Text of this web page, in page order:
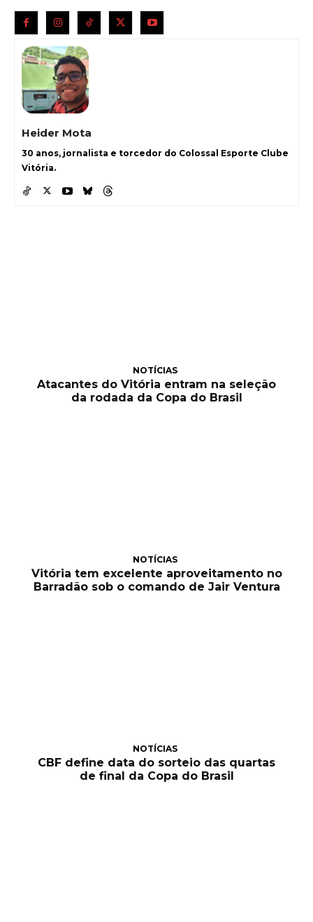
Heider Mota
30 anos, jornalista e torcedor do Colossal Esporte Clube
Vitória.
NOTÍCIAS
Atacantes do Vitória entram na seleção
da rodada da Copa do Brasil
NOTÍCIAS
Vitória tem excelente aproveitamento no
Barradão sob o comando de Jair Ventura
NOTÍCIAS
CBF define data do sorteio das quartas
de final da Copa do Brasil